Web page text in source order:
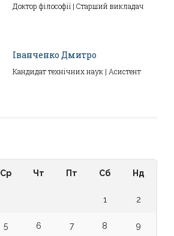
Доктор філософії | Старший викладач
Іванченко Дмитро
Кандидат технічних наук | Асистент
Ср Чт Пт Сб Нд
1 2
5 6 7 8 9